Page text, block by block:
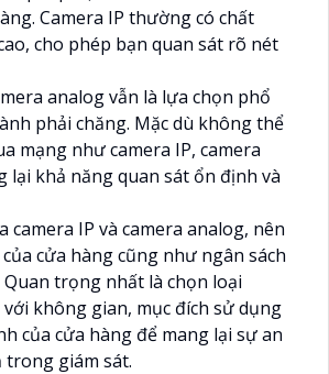
Camera IP thường có chất
cho phép bạn quan sát rõ nét
analog vẫn là lựa chọn phổ
phải chăng. Mặc dù không thể
mạng như camera IP, camera
lại khả năng quan sát ổn định và
camera IP và camera analog, nên
cửa hàng cũng như ngân sách
Quan trọng nhất là chọn loại
không gian, mục đích sử dụng
của cửa hàng để mang lại sự an
trong giám sát.